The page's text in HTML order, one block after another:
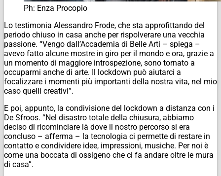
Ph: Enza Procopio
Lo testimonia Alessandro Frode, che sta approfittando del
periodo chiuso in casa anche per rispolverare una vecchia
passione. “Vengo dall’Accademia di Belle Arti – spiega –
avevo fatto alcune mostre in giro per il mondo e ora, grazie a
un momento di maggiore introspezione, sono tornato a
occuparmi anche di arte. Il lockdown può aiutarci a
focalizzare i momenti più importanti della nostra vita, nel mio
caso quelli creativi”.
E poi, appunto, la condivisione del lockdown a distanza con i
De Sfroos. “Nel disastro totale della chiusura, abbiamo
deciso di ricominciare là dove il nostro percorso si era
concluso – afferma – la tecnologia ci permette di restare in
contatto e condividere idee, impressioni, musiche. Per noi è
come una boccata di ossigeno che ci fa andare oltre le mura
di casa”.